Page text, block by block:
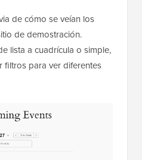
de cómo se veían los
de demostración.
lista a cuadrícula o simple,
filtros para ver diferentes